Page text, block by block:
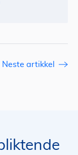
Neste artikkel